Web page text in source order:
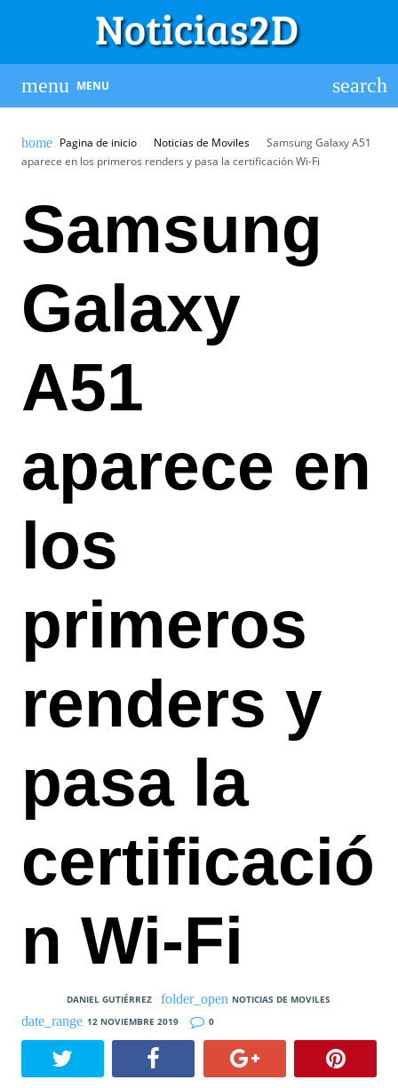
MENU
Pagina de inicio Noticias de Moviles
Samsung Galaxy A51
aparece en los primeros renders y pasa la certificación Wi-Fi
Samsung
Galaxy
A51
aparece en
los
primeros
renders y
pasa la
certificació
n Wi-Fi
DANIEL GUTIÉRREZ
NOTICIAS DE MOVILES
12 NOVIEMBRE 2019
0